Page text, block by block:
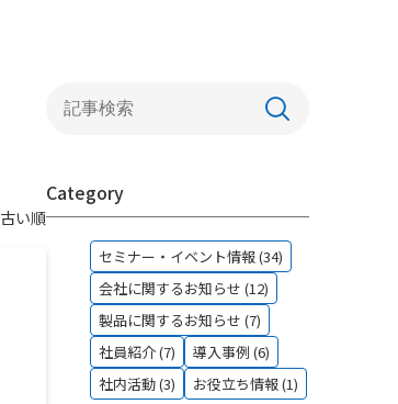
３．倉庫管理システム（WMS）
５．スケジューラ連携
６．文書管理
７．IoTソリューション連携
古い順
Category
セミナー・イベント情報 (34)
会社に関するお知らせ (12)
製品に関するお知らせ (7)
社員紹介 (7)
導入事例 (6)
社内活動 (3)
お役立ち情報 (1)